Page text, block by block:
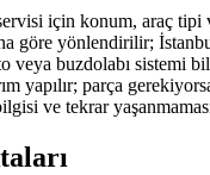
için konum, araç tipi
göre yönlendirilir;
veya buzdolabı sistemi
yapılır; parça
ve tekrar